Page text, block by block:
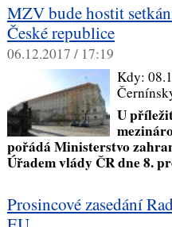
MZV bude hostit
České republice
06.12.2017 / 17:19
Kdy:
U
pořádá Ministerstvo
Úřadem vlády ČR dne 8.
Prosincové zasedání